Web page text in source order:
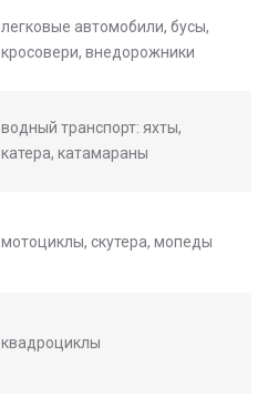
легковые автомобили, бусы,
кросовери, внедорожники
водный транспорт: яхты,
катера, катамараны
мотоциклы, скутера, мопеды
квадроциклы